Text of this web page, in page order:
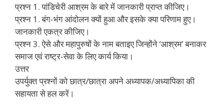
प्रश्न 1. पांडिचेरी आश्रम के बारे में जानकारी प्राप्त कीजिए।
प्रश्न 1. बंग-भंग आंदोलन क्यों हुआ और इसके क्या परिणाम हुए।
जानकारी एकत्र कीजिए।
प्रश्न 3. ऐसे और महापुरुषों के नाम बताइए जिन्होंने ‘आश्रम’ बनाकर
समाज एवं राष्ट्र-सेवा के लिए कार्य किया।
उत्तर
उपर्युक्त प्रश्नों को छात्र/छात्रा अपने अध्यापक/अध्यापिका की
सहायता से हल करें।